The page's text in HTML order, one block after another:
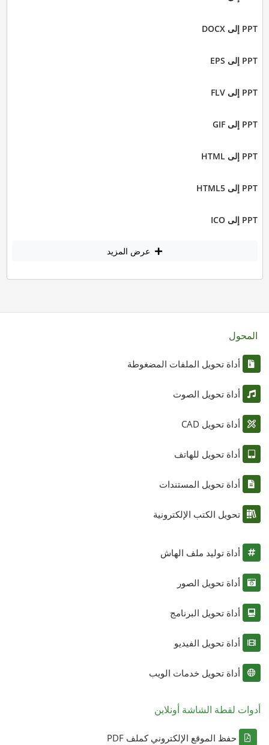
PPT إلى DOCX
PPT إلى EPS
PPT إلى FLV
PPT إلى GIF
PPT إلى HTML
PPT إلى HTML5
PPT إلى ICO
عرض المزيد
المحول
أداة تحويل الملفات المضغوطة
أداة تحويل الصوت
أداة تحويل CAD
أداة تحويل للهاتف
أداة تحويل المستندات
تحويل الكتب الإلكترونية
أداة توليد ملف الهاش
أداة تحويل الصور
أداة تحويل البرنامج
أداة تحويل الفيديو
أداة تحويل خدمات الويب
أدوات لقطة الشاشة أونلاين
حفظ الموقع الإلكتروني كملف PDF